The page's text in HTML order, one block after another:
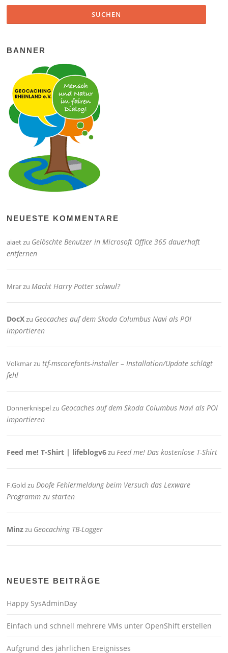
BANNER
NEUESTE KOMMENTARE
aiaetzu Gelöschte Benutzer in Microsoft Office 365 dauerhaft
entfernen
Mrarzu Macht Harry Potter schwul?
DocXzu Geocaches auf dem Skoda Columbus Navi als POI
importieren
Volkmarzuttf-mscorefonts-installer – Installation/Update schlägt
fehl
Donnerknispelzu Geocaches auf dem Skoda Columbus Navi als POI
importieren
Feed me! T-Shirt | lifeblogv6zu Feed me! Das kostenlose T-Shirt
F.Gold zu Doofe Fehlermeldung beim Versuch das Lexware
Programm zu starten
Minzzu Geocaching TB-Logger
NEUESTE BEITRÄGE
Happy SysAdminDay
Einfach und schnell mehrere VMs unter OpenShift erstellen
Aufgrund des jährlichen Ereignisses